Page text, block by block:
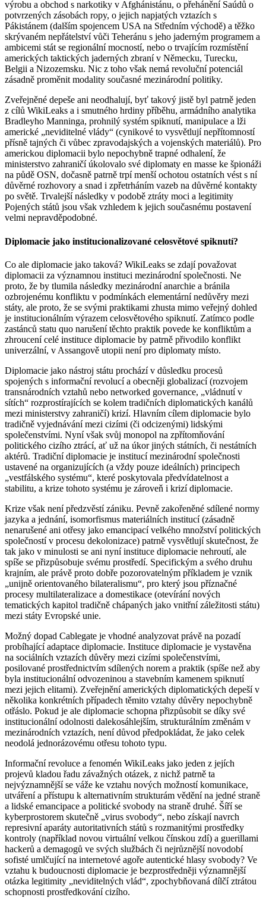
výrobu a obchod s narkotiky v Afghánistánu, o přehánění Saúdů o
potvrzených zásobách ropy, o jejich napjatých vztazích s
Pákistánem (dalším spojencem USA na Středním východě) a těžko
skrývaném nepřátelství vůči Teheránu s jeho jaderným programem a
ambicemi stát se regionální mocností, nebo o trvajícím rozmístění
amerických taktických jaderných zbraní v Německu, Turecku,
Belgii a Nizozemsku. Nic z toho však nemá revoluční potenciál
zásadně proměnit modality současné mezinárodní politiky.
Zveřejněné depeše ani neodhalují, byť takový jistě byl patrně jeden
z cílů WikiLeaks a i smutného hrdiny příběhu, armádního analytika
Bradleyho Manninga, prohnilý systém spiknutí, manipulace a lži
americké „neviditelné vlády“ (cynikové to vysvětlují nepřítomností
přísně tajných či vůbec zpravodajských a vojenských materiálů). Pro
americkou diplomacii bylo nepochybně trapné odhalení, že
ministerstvo zahraničí úkolovalo své diplomaty en masse ke špionáži
na půdě OSN, dočasně patrně trpí menší ochotou ostatních vést s ní
důvěrné rozhovory a snad i zpřetrháním vazeb na důvěrné kontakty
po světě. Trvalejší následky v podobě ztráty moci a legitimity
Pojených států jsou však vzhledem k jejich současnému postavení
velmi nepravděpodobné.
Diplomacie jako institucionalizované celosvětové spiknutí?
Co ale diplomacie jako taková? WikiLeaks se zdají považovat
diplomacii za významnou instituci mezinárodní společnosti. Ne
proto, že by tlumila následky mezinárodní anarchie a bránila
ozbrojenému konfliktu v podmínkách elementární nedůvěry mezi
státy, ale proto, že se svými praktikami zhusta mimo veřejný dohled
je institucionálním výrazem celosvětového spiknutí. Zatímco podle
zastánců statu quo narušení těchto praktik povede ke konfliktům a
zhroucení celé instituce diplomacie by patrně přivodilo konflikt
univerzální, v Assangově utopii není pro diplomaty místo.
Diplomacie jako nástroj státu prochází v důsledku procesů
spojených s informační revolucí a obecněji globalizací (rozvojem
transnárodních vztahů nebo networked governance, „vládnutí v
sítích“ rozprostírajících se kolem tradičních diplomatických kanálů
mezi ministerstvy zahraničí) krizí. Hlavním cílem diplomacie bylo
tradičně vyjednávání mezi cizími (či odcizenými) lidskými
společenstvími. Nyní však svůj monopol na zpřítomňování
politického cizího ztrácí, ať už na úkor jiných státních, či nestátních
aktérů. Tradiční diplomacie je institucí mezinárodní společnosti
ustavené na organizujících (a vždy pouze ideálních) principech
„vestfálského systému“, které poskytovala předvídatelnost a
stabilitu, a krize tohoto systému je zároveň i krizí diplomacie.
Krize však není předzvěstí zániku. Pevně zakořeněné sdílené normy
jazyka a jednání, isomorfismus materiálních institucí (zásadně
nenarušené ani otřesy jako emancipací velkého množství politických
společností v procesu dekolonizace) patrně vysvětlují skutečnost, že
tak jako v minulosti se ani nyní instituce diplomacie nehroutí, ale
spíše se přizpůsobuje svému prostředí. Specifickým a svého druhu
krajním, ale právě proto dobře pozorovatelným příkladem je vznik
„unijně orientovaného bilateralismu“, pro který jsou příznačné
procesy multilateralizace a domestikace (otevírání nových
tematických kapitol tradičně chápaných jako vnitřní záležitosti státu)
mezi státy Evropské unie.
Možný dopad Cablegate je vhodné analyzovat právě na pozadí
probíhající adaptace diplomacie. Instituce diplomacie je vystavěna
na sociálních vztazích důvěry mezi cizími společenstvími,
posilované prostřednictvím sdílených norem a praktik (spíše než aby
byla institucionální odvozeninou a stavebním kamenem spiknutí
mezi jejich elitami). Zveřejnění amerických diplomatických depeší v
několika konkrétních případech těmito vztahy důvěry nepochybně
otřáslo. Pokud je ale diplomacie schopna přizpůsobit se díky své
institucionální odolnosti dalekosáhlejším, strukturálním změnám v
mezinárodních vztazích, není důvod předpokládat, že jako celek
neodolá jednorázovému otřesu tohoto typu.
Informační revoluce a fenomén WikiLeaks jako jeden z jejích
projevů kladou řadu závažných otázek, z nichž patrně ta
nejvýznamnější se váže ke vztahu nových možností komunikace,
utváření a přístupu k alternativním strukturám vědění na jedné straně
a lidské emancipace a politické svobody na straně druhé. Šíří se
kyberprostorem skutečně „virus svobody“, nebo získají navrch
represivní aparáty autoritativních států s rozmanitými prostředky
kontroly (například novou virtuální velkou čínskou zdí) a guerillami
hackerů a demagogů ve svých službách či nejrůznější novodobí
sofisté umlčující na internetové agoře autentické hlasy svobody? Ve
vztahu k budoucnosti diplomacie je bezprostředněji významnější
otázka legitimity „neviditelných vlád“, zpochybňovaná dílčí ztrátou
schopnosti prostředkování cizího.